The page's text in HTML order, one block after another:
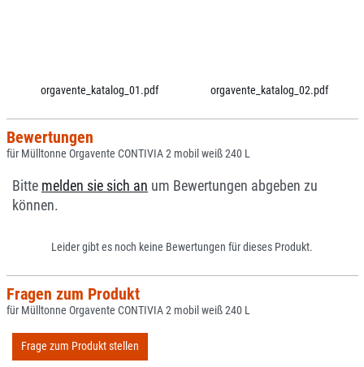
orgavente_katalog_01.pdf orgavente_katalog_02.pdf
Bewertungen
für Mülltonne Orgavente CONTIVIA 2 mobil weiß 240 L
Bitte melden sie sich an um Bewertungen abgeben zu
können.
Leider gibt es noch keine Bewertungen für dieses Produkt.
Fragen zum Produkt
für Mülltonne Orgavente CONTIVIA 2 mobil weiß 240 L
Frage zum Produkt stellen